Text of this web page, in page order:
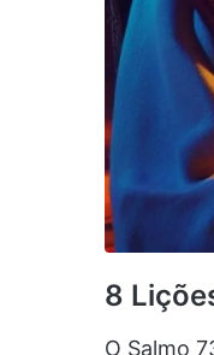
8
O Salmo